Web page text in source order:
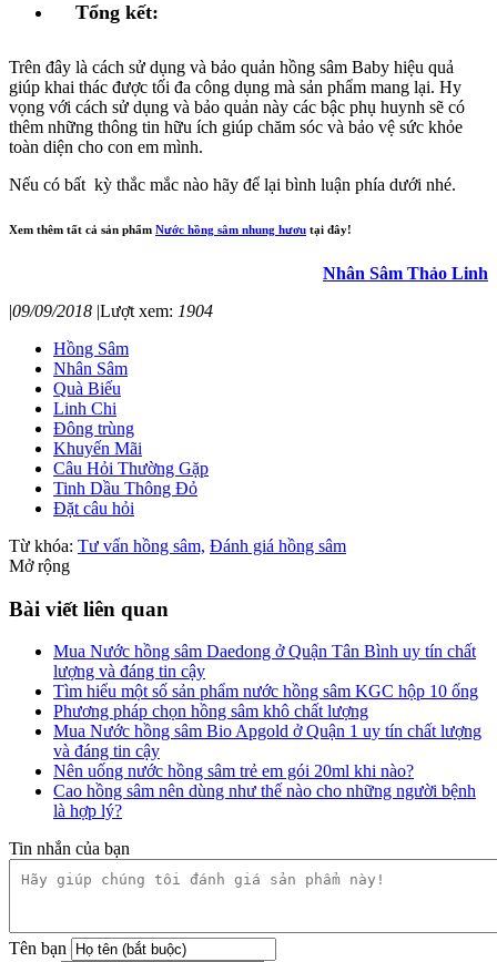
Tổng kết:
Trên đây là cách sử dụng và bảo quản hồng sâm Baby hiệu quả
giúp khai thác được tối đa công dụng mà sản phẩm mang lại. Hy
vọng với cách sử dụng và bảo quản này các bậc phụ huynh sẽ có
thêm những thông tin hữu ích giúp chăm sóc và bảo vệ sức khỏe
toàn diện cho con em mình.
Nếu có bất kỳ thắc mắc nào hãy để lại bình luận phía dưới nhé.
Xem thêm tất cả sản phẩm Nước hồng sâm nhung hươu tại đây!
Nhân Sâm Thảo Linh
|09/09/2018 |Lượt xem: 1904
Hồng Sâm
Nhân Sâm
Quà Biếu
Linh Chi
Đông trùng
Khuyến Mãi
Câu Hỏi Thường Gặp
Tinh Dầu Thông Đỏ
Đặt câu hỏi
Từ khóa: Tư vấn hồng sâm, Đánh giá hồng sâm
Mở rộng
Bài viết liên quan
Mua Nước hồng sâm Daedong ở Quận Tân Bình uy tín chất
lượng và đáng tin cậy
Tìm hiểu một số sản phẩm nước hồng sâm KGC hộp 10 ống
Phương pháp chọn hồng sâm khô chất lượng
Mua Nước hồng sâm Bio Apgold ở Quận 1 uy tín chất lượng
và đáng tin cậy
Nên uống nước hồng sâm trẻ em gói 20ml khi nào?
Cao hồng sâm nên dùng như thế nào cho những người bệnh
là hợp lý?
Tin nhắn của bạn
Tên bạn